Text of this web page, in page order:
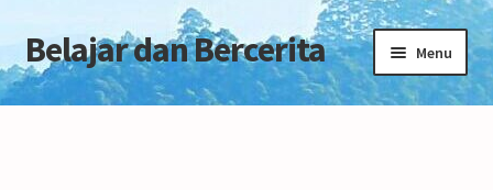
Skip
to
navigation
Skip
to
Belajar dan Bercerita Menu
Home